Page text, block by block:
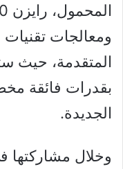
ومعالجات تقنيات
بقدرات فائقة
الجديدة.